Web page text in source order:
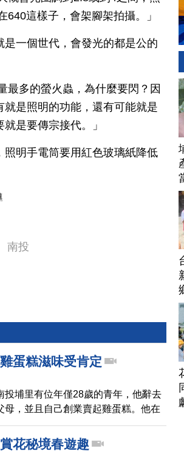
這樣子，會架腳架拍攝。」
一個世代，會發光的都是公的
最多的螢火蟲，為什麼要閃？因
是照明的功能，還有可能就是
是要傳宗接代。」
明手電筒要用紅色玻璃紙降低
南投
蛋糕滋味受肯定
投埔里有位年僅28歲的青年，他辭去
母，並且自己創業賣起雞蛋糕。他在
王」的班蘭葉，研發出班蘭雞蛋糕。
客肯定。
花秘境春遊趣